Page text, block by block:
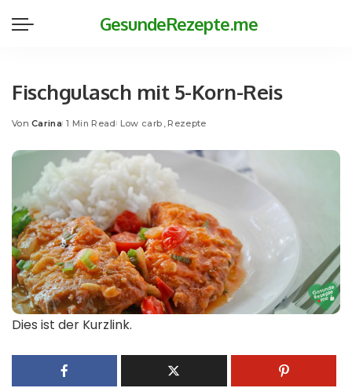
GesundeRezepte.me
Fischgulasch mit 5-Korn-Reis
Posted
Von Carina 1 Min Read Low carb Rezepte
Dies ist der Kurzlink.